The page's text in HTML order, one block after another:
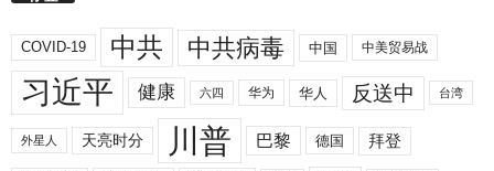
COVID-19 中共 中共病毒 中国 中美贸易战
习近平 健康 六四 华为 华人 反送中 台湾
外星人 天亮时分 川普 巴黎 德国 拜登